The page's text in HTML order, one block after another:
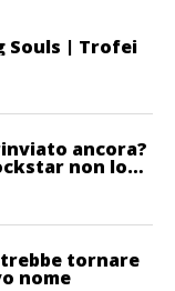
Souls | Trofei
ancora?
non lo
tornare
nome